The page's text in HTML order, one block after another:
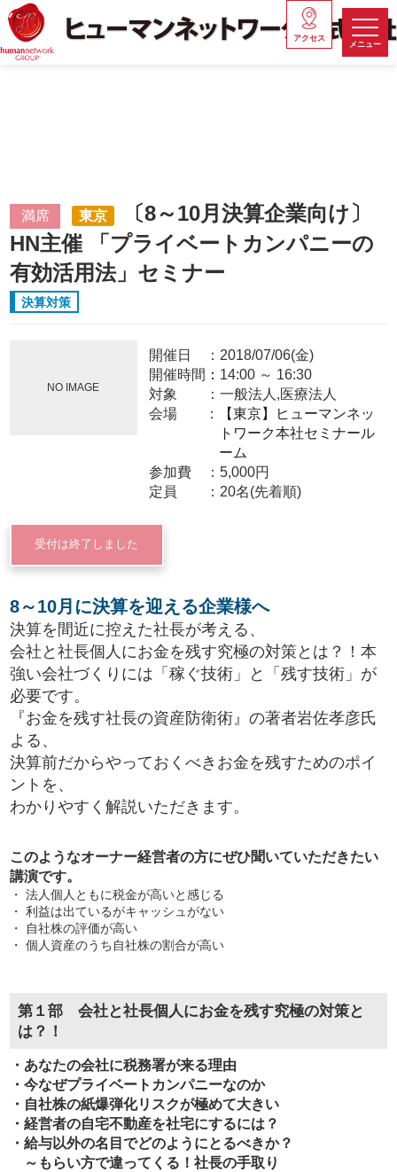
メニュー
アクセス
満席 東京
〔8～10月決算企業向け〕
HN主催 「プライベートカンパニーの
有効活用法」セミナー
決算対策
NO IMAGE
開催日
2018/07/06(金)
開催時間： 14:00～ 16:30
対象
一般法人,医療法人
会場
【東京】ヒューマンネッ
トワーク本社セミナール
ーム
参加費
5,000円
定員
20名(先着順)
受付は終了しました
8～10月に決算を迎える企業様へ
決算を間近に控えた社長が考える、
会社と社長個人にお金を残す究極の対策とは？！本
強い会社づくりには「稼ぐ技術」と「残す技術」が
必要です。
『お金を残す社長の資産防衛術』の著者岩佐孝彦氏
よる、
決算前だからやっておくべきお金を残すためのポイ
ントを、
わかりやすく解説いただきます。
このようなオーナー経営者の方にぜひ聞いていただきたい
講演です。
・ 法人個人ともに税金が高いと感じる
・ 利益は出ているがキャッシュがない
・ 自社株の評価が高い
・ 個人資産のうち自社株の割合が高い
第１部 会社と社長個人にお金を残す究極の対策と
は？！
・あなたの会社に税務署が来る理由
・今なぜプライベートカンパニーなのか
・自社株の紙爆弾化リスクが極めて大きい
・経営者の自宅不動産を社宅にするには？
・給与以外の名目でどのようにとるべきか？
～もらい方で違ってくる！社長の手取り